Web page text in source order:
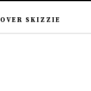
OVER SKIZZIE